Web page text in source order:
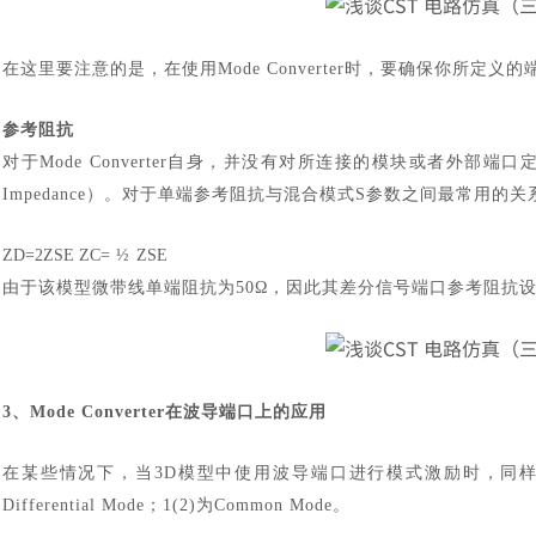
在这里要注意的是，在使用 Mode Converter时，要确保你所定义的
参考阻抗
对于Mode Converter自身，并没有对所连接的模块或者外部端口
Impedance）。对于单端参考阻抗与混合模式S参数之间最常用的关
ZD=2ZSE ZC= ½ ZSE
由于该模型微带线单端阻抗为50Ω，因此其差分信号端口参考阻抗
3、Mode Converter在波导端口上的应用
在某些情况下，当 3D模型中使用波导端口进行模式激励时，同
Differential Mode；1(2)为Common Mode。